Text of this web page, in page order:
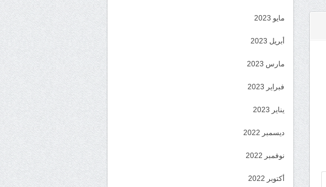
مايو 2023
أبريل 2023
مارس 2023
فبراير 2023
يناير 2023
ديسمبر 2022
نوفمبر 2022
أكتوبر 2022